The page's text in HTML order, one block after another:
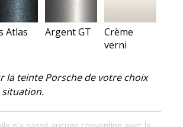
Atlas Argent GT
Crème
verni
la teinte Porsche de votre choix
n'a passé aucune convention avec la